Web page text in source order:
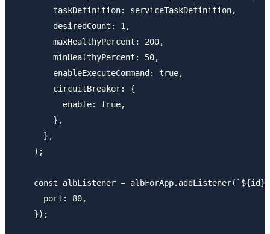
        taskDefinition: serviceTaskDefinition,
        desiredCount: 1,
        maxHealthyPercent: 200,
        minHealthyPercent: 50,
        enableExecuteCommand: true,
        circuitBreaker: {
          enable: true,
        },
      },
    );
const albListener =
      port: 80,
    });